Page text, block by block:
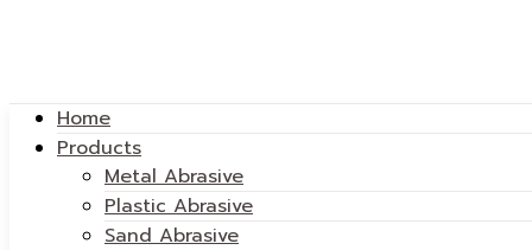
Home
Products
Metal Abrasive
Plastic Abrasive
Sand Abrasive